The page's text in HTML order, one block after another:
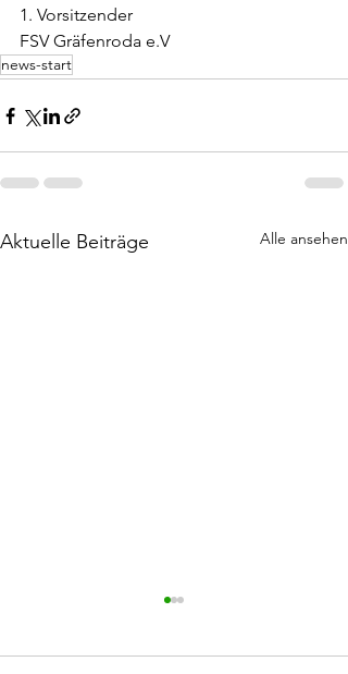
1. Vorsitzender
FSV Gräfenroda e.V
news-start
Aktuelle Beiträge Alle ansehen